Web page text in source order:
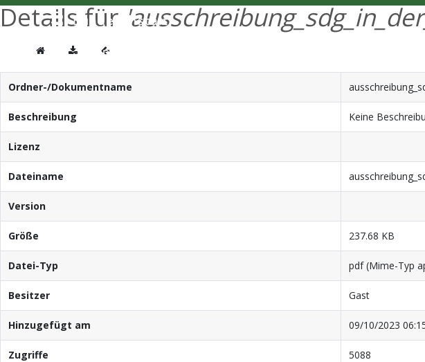
Details für
Ordner-/Dokumentname
Beschreibung Keine
Lizenz
Dateiname
Version
Größe 237.68 KB
Datei-Typ pdf (Mime-Typ
Besitzer Gast
Hinzugefügt am 09/10/2023
Zugriffe 5088